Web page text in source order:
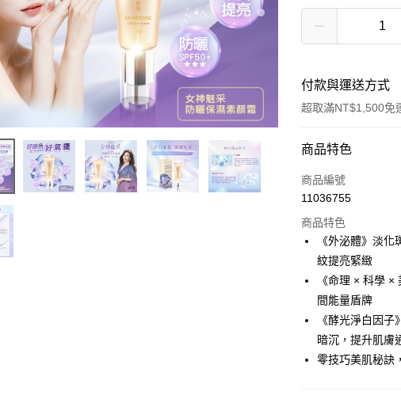
付款與運送方式
超取滿NT$1,500免
付款方式
信用卡一次付款
Apple Pay
街口支付
悠遊付
Google Pay
全支付
商品特色
商品編號
11036755
商品特色
《外泌體》淡
紋提亮緊緻
《命理 × 科學
間能量盾牌
《酵光淨白因
暗沉，提升肌膚
零技巧美肌秘訣